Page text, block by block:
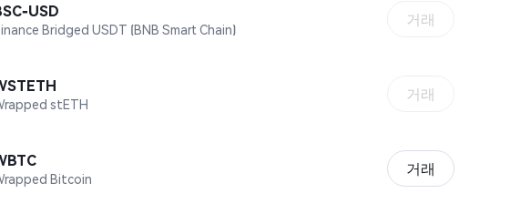
USD
Bridged USDT (BNB Smart Chain)
거래
stETH
거래
Bitcoin
거래